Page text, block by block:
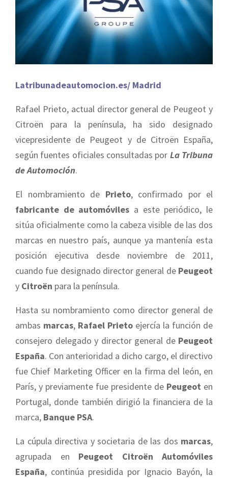
Latribunadeautomocion.es/ Madrid
Rafael Prieto, actual director general de Peugeot y
Citroën para la península, ha sido designado
vicepresidente de Peugeot y de Citroën España,
según fuentes oficiales consultadas por La Tribuna
de Automoción.
El nombramiento de Prieto, confirmado por el
fabricante de automóviles a este periódico, le
sitúa oficialmente como la cabeza visible de las dos
marcas en nuestro país, aunque ya mantenía esta
posición ejecutiva desde noviembre de 2011,
cuando fue designado director general de Peugeot
y Citroën para la península.
Hasta su nombramiento como director general de
ambas marcas, Rafael Prieto ejercía la función de
consejero delegado y director general de Peugeot
España. Con anterioridad a dicho cargo, el directivo
fue Chief Marketing Officer en la firma del león, en
París, y previamente fue presidente de Peugeot en
Portugal, donde también dirigió la financiera de la
marca, Banque PSA.
La cúpula directiva y societaria de las dos marcas,
agrupada en Peugeot Citroën Automóviles
España, continúa presidida por Ignacio Bayón, la